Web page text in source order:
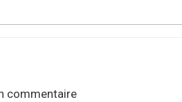
commentaire